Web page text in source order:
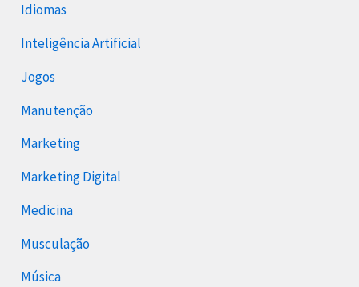
Idiomas
Inteligência Artificial
Jogos
Manutenção
Marketing
Marketing Digital
Medicina
Musculação
Música